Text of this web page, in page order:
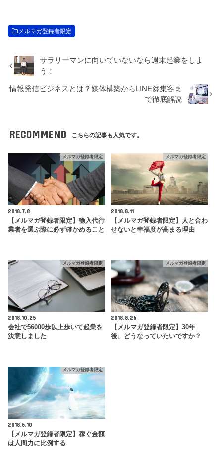
メルマガ登録者限定
サラリーマンに向いていないなら週末起業をしよ
う！
情報発信ビジネスとは？媒体構築からLINE@集客ま
で徹底解説
RECOMMEND こちらの記事も人気です。
メルマガ登録者限定
2018.7.8
【メルマガ登録者限定】輸入代行
業者を選ぶ際に必ず確かめること
メルマガ登録者限定
2018.8.11
【メルマガ登録者限定】人と合わ
せないと幸福度が高まる理由
メルマガ登録者限定
2018.10.25
会社で56000歩以上歩いて起業を
決意しました
メルマガ登録者限定
2018.8.26
【メルマガ登録者限定】30年
後、どうなっていたいですか？
メルマガ登録者限定
2018.6.10
【メルマガ登録者限定】稼ぐ金額
は人間力に比例する